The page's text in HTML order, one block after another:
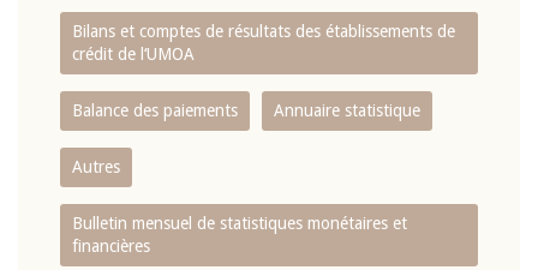
Bilans et comptes de résultats des établissements de
crédit de l‘UMOA
Balance des paiements Annuaire statistique
Autres
Bulletin mensuel de statistiques monétaires et
financières